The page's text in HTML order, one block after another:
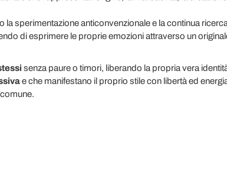
la sperimentazione anticonvenzionale e la continua
di esprimere le proprie emozioni attraverso un
senza paure o timori, liberando la propria vera
e che manifestano il proprio stile con libertà ed